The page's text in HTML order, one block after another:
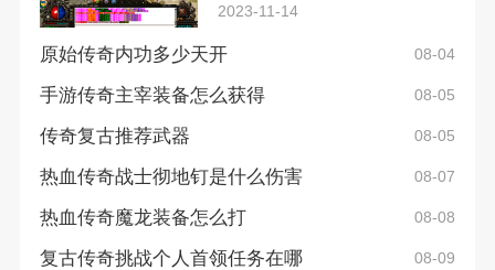
2023-11-14
原始传奇内功多少天开 08-04
手游传奇主宰装备怎么获得 08-05
传奇复古推荐武器 08-05
热血传奇战士彻地钉是什么伤害 08-07
热血传奇魔龙装备怎么打 08-08
复古传奇挑战个人首领任务在哪 08-09